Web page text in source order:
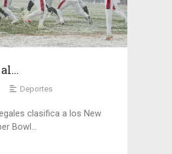
Deportes
clasifica a los New
Bowl...